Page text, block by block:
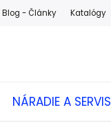
Blog - Články Katalógy
NÁRADIE A SERVIS